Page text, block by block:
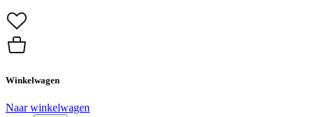
Winkelwagen
Naar winkelwagen